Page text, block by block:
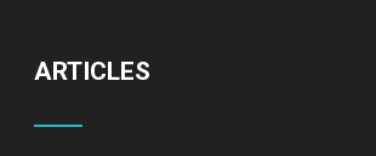
ARTICLES